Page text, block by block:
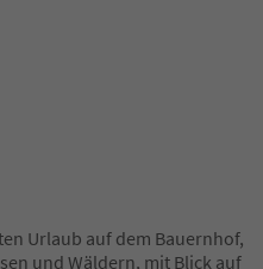
Urlaub auf dem Bauernhof,
und Wäldern, mit Blick auf